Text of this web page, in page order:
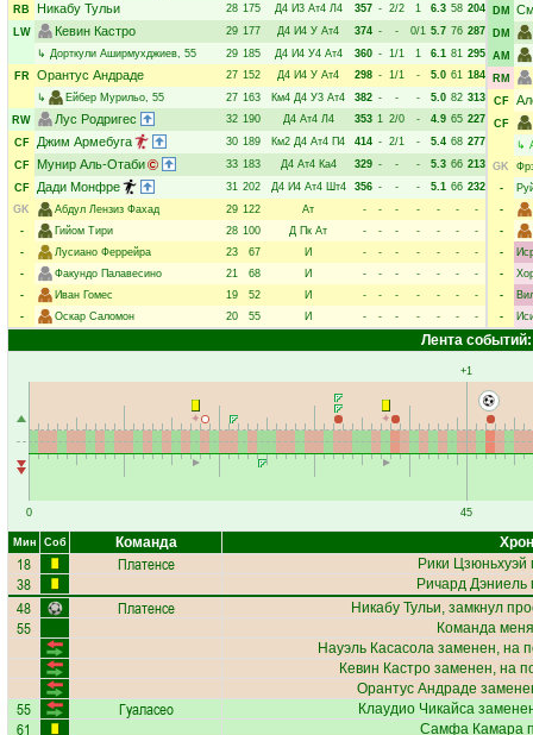
RB
Никабу Тульи 28 175 Д4 И3 Ат4 Л4 357 - 2/2 1 6.3 58 204
LW
Кевин Кастро 29 177 Д4 И4 У Ат4 374 - - 0/1 5.7 76 287
↳ Дорткули Аширмухджиев, 55 29 185 Д4 И4 У4 Ат4 360 - 1/1 1 6.1 81 295
FR
Орантус Андраде 27 152 Д4 И4 У Ат4 298 - 1/1 - 5.0 61 184
↳
Ейбер Мурильо, 55 27 163 Км4 Д4 У3 Ат4 382 - - - 5.0 82 313
RW
Лус Родригес 32 190 Д4 Ат4 Л4 353 1 2/0 - 4.9 65 227
CF
Джим Армебуга 30 189 Км2 Д4 Ат4 П4 414 - 2/1 - 5.4 68 277
CF
Мунир Аль-Отаби 33 183 Д4 Ат4 Ка4 329 - - - 5.3 66 213
CF
Дади Монфре 31 202 Д4 И4 Ат4 Шт4 356 - - - 5.1 66 232
GK
Абдул Лензиз Фахад 29 122 Ат - - - - - -
-
-
Гийом Тири 28 100 Д Пк Ат - - - - - -
-
-
Лусиано Феррейра 23 67 И - - - - - -
-
-
Факундо Палавесино 21 68 И - - - - - -
-
-
Иван Гомес 19 52 И - - - - - -
-
-
Оскар Саломон 20 55 И - - - - - - -
DM
DM
AM
RM
CF
CF
↳
GK
-
-
-
-
-
-
-
Лента событий:
0
+1
45
Мин Соб Команда
18 Платенсе Рики Цзюньхуэй
38 Ричард Дэниель
48 Платенсе Никабу Тульи, замкнул
55
Команда
Науэль Касасола заменен, на
Кевин Кастро заменен, на
Орантус Андраде
55 Гуаласео Клаудио Чикайса
61 Самфа Камара